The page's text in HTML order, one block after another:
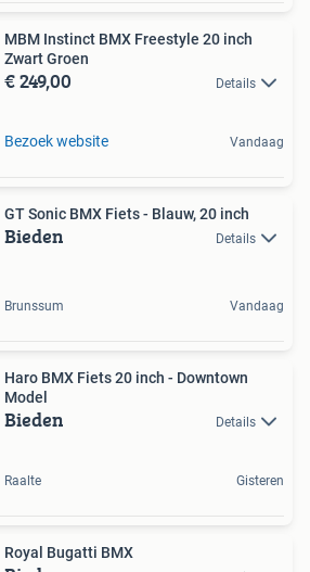
MBM Instinct BMX Freestyle 20 inch
Zwart Groen
€ 249,00 Details
Bezoek website Vandaag
GT Sonic BMX Fiets - Blauw, 20 inch
Bieden Details
Brunssum Vandaag
Haro BMX Fiets 20 inch - Downtown
Model
Bieden Details
Raalte Gisteren
Royal Bugatti BMX